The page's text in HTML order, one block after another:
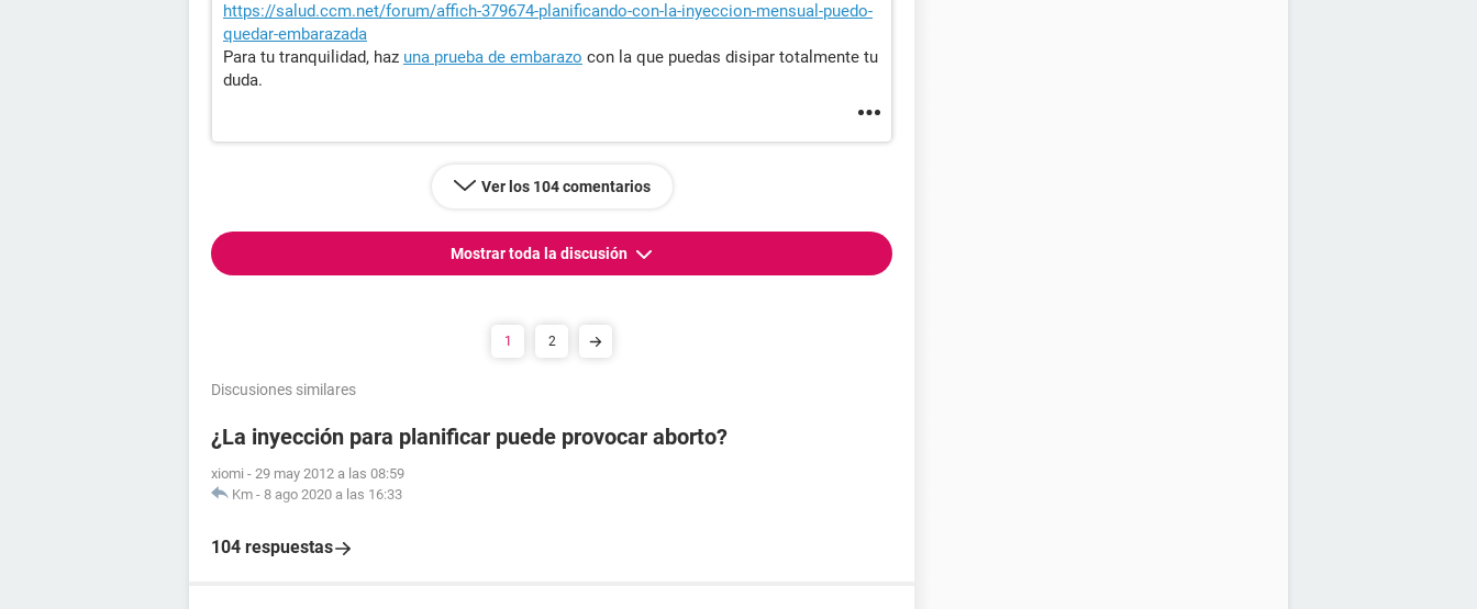
https://salud.ccm.net/forum/affich-379674-planificando-con-la-inyeccion-mensual-puedo-
quedar-embarazada
Para tu tranquilidad, haz una prueba de embarazo con la que puedas disipar totalmente tu
duda.
Ver los 104 comentarios
Mostrar toda la discusión
1 2
Discusiones similares
¿La inyección para planificar puede provocar aborto?
xiomi - 29 may 2012 a las 08:59
Km - 8 ago 2020 a las 16:33
104 respuestas